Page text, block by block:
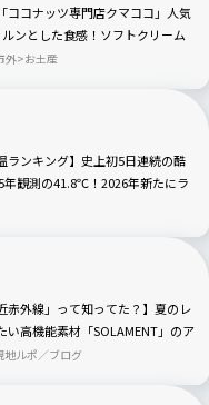
ココナッツ専門店クマココ」人気
ンとした食感！ソフトクリーム
・ラ チッタデッラ
外 お土産
ランキング】史上初5日連続の酷
年観測の41.8℃！2026年新たにラ
？
赤外線」って知ってた？】夏のレ
い高機能素材「SOLAMENT」のア
地ルポ／ブログ